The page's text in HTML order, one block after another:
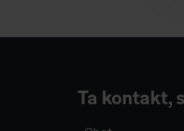
Ta kontakt,